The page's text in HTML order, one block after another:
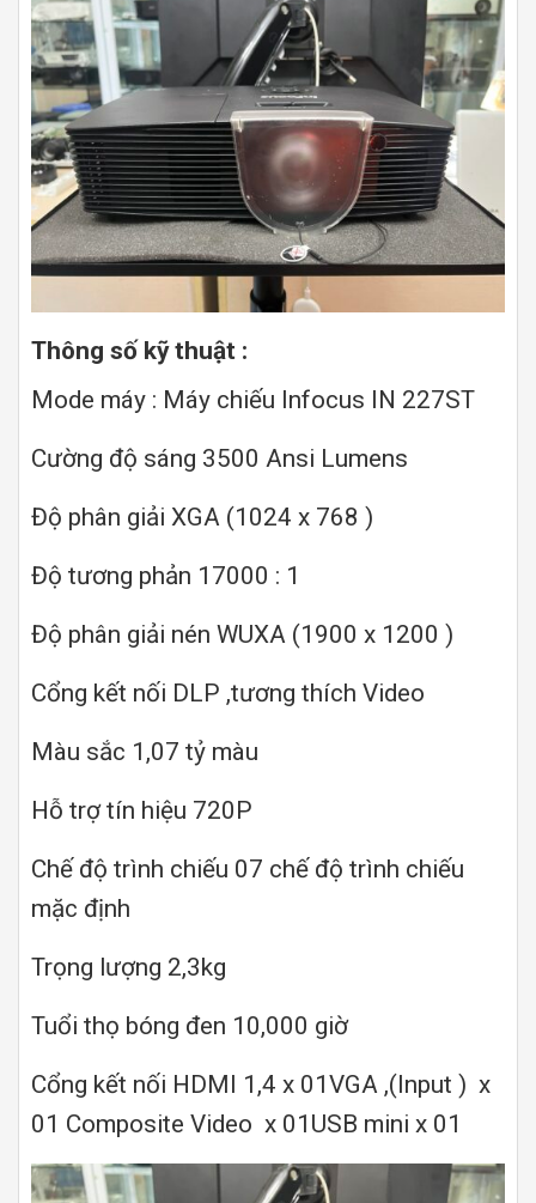
Thông số kỹ thuật :
Mode máy : Máy chiếu Infocus IN 227ST
Cường độ sáng 3500 Ansi Lumens
Độ phân giải XGA (1024 x 768 )
Độ tương phản 17000 : 1
Độ phân giải nén WUXA (1900 x 1200 )
Cổng kết nối DLP ,tương thích Video
Màu sắc 1,07 tỷ màu
Hỗ trợ tín hiệu 720P
Chế độ trình chiếu 07 chế độ trình chiếu
mặc định
Trọng lượng 2,3kg
Tuổi thọ bóng đen 10,000 giờ
Cổng kết nối HDMI 1,4 x 01VGA ,(Input ) x
01 Composite Video x 01USB mini x 01